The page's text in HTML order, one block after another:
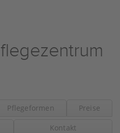
Pflegeformen Preise
Kontakt